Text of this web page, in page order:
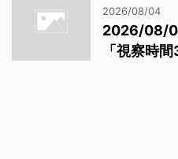
2026/08/04
2026/08/
「視察時